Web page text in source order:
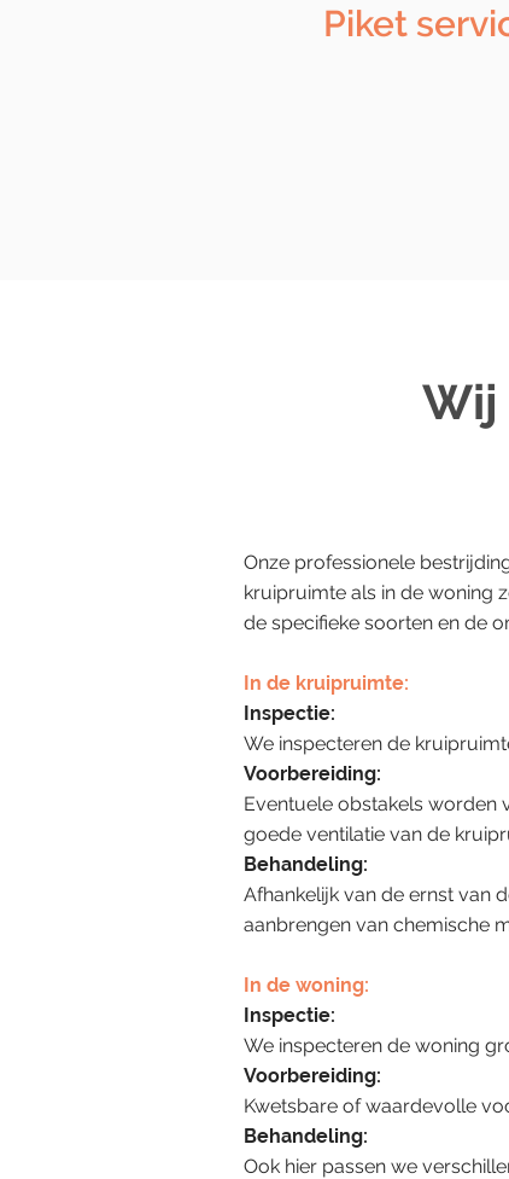
Piket
Wij
Onze professionele
kruipruimte als in de woning
de specifieke soorten en de
In de kruipruimte:
Inspectie:
We inspecteren de
Voorbereiding:
Eventuele obstakels worden
goede ventilatie van de
Behandeling:
Afhankelijk van de ernst van
aanbrengen van chemische
In de woning:
Inspectie:
We inspecteren de woning
Voorbereiding:
Kwetsbare of waardevolle
Behandeling:
Ook hier passen we